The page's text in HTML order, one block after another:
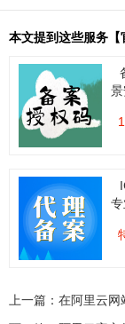
本文提到这些服务【
景
专
上一篇： 在阿里云网